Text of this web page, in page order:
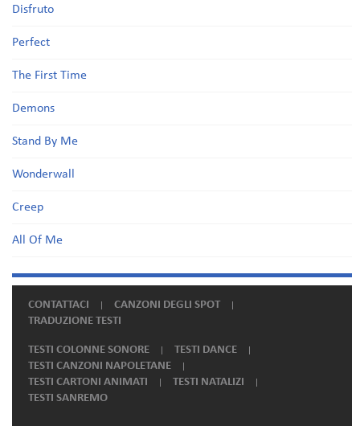
Disfruto
Perfect
The First Time
Demons
Stand By Me
Wonderwall
Creep
All Of Me
CONTATTACI
CANZONI DEGLI SPOT
TRADUZIONE TESTI
TESTI COLONNE SONORE
TESTI DANCE
TESTI CANZONI NAPOLETANE
TESTI CARTONI ANIMATI
TESTI NATALIZI
TESTI SANREMO